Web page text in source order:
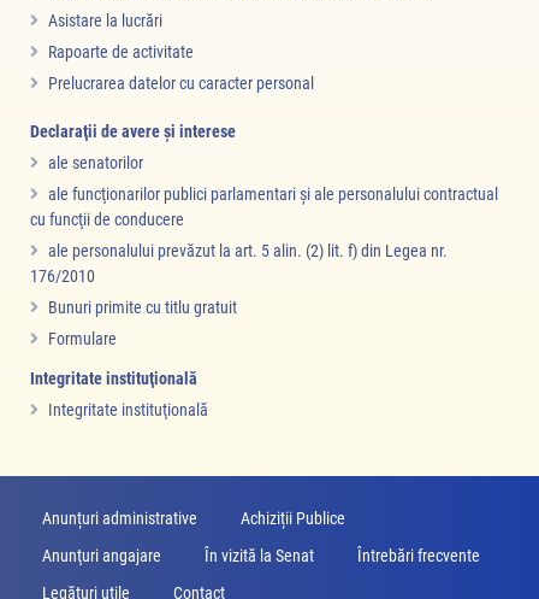
Asistare la lucrări
Rapoarte de activitate
Prelucrarea datelor cu caracter personal
Declaraţii de avere şi interese
ale senatorilor
ale funcţionarilor publici parlamentari şi ale personalului contractual
cu funcţii de conducere
ale personalului prevăzut la art. 5 alin. (2) lit. f) din Legea nr.
176/2010
Bunuri primite cu titlu gratuit
Formulare
Integritate instituţională
Integritate instituţională
Anunțuri administrative
Achiziții Publice
Anunţuri angajare
În vizită la Senat
Întrebări frecvente
Legături utile
Contact